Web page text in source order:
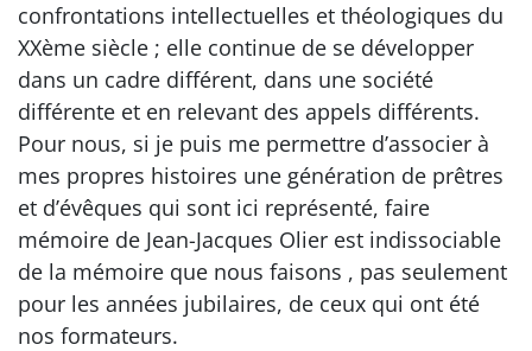
confrontations intellectuelles et théologiques du
XXème siècle ; elle continue de se développer
dans un cadre différent, dans une société
différente et en relevant des appels différents.
Pour nous, si je puis me permettre d’associer à
mes propres histoires une génération de prêtres
et d’évêques qui sont ici représenté, faire
mémoire de Jean-Jacques Olier est indissociable
de la mémoire que nous faisons , pas seulement
pour les années jubilaires, de ceux qui ont été
nos formateurs.